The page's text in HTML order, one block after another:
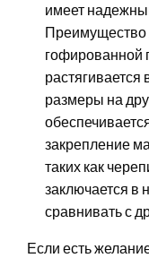
имеет
Преимущество
гофированной
растягивается
размеры на
закрепление
таких как
заключается в
сравнивать с
Если есть